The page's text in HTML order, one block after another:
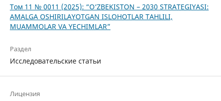
Том 11 № 0011 (2025): “O‘ZBEKISTON – 2030 STRATEGIYASI:
AMALGA OSHIRILAYOTGAN ISLOHOTLAR TAHLILI,
MUAMMOLAR VA YECHIMLAR”
Раздел
Исследовательские статьи
Лицензия